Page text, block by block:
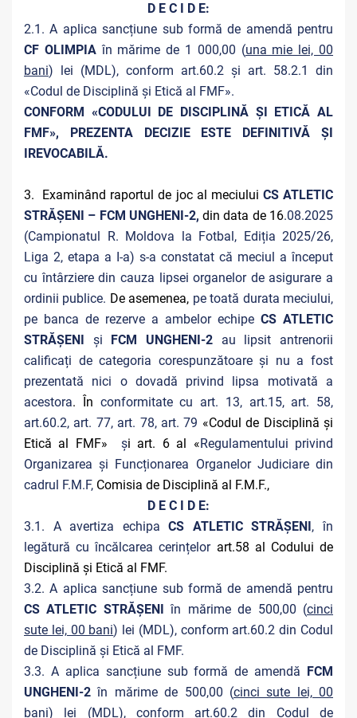
D E C I D E:
2.1. A aplica sancțiune sub formă de amendă pentru
CF OLIMPIAîn mărime de 1 000,00 (una mie lei, 00
bani) lei (MDL), conform art.60.2 și art. 58.2.1 din
«Codul de Disciplină și Etică al FMF».
CONFORM «CODULUI DE DISCIPLINĂ ȘI ETICĂ AL
FMF», PREZENTA DECIZIE ESTE DEFINITIVĂ ŞI
IREVOCABILĂ.
3. Examinând raportul de joc al meciului CS ATLETIC
STRĂȘENI – FCM UNGHENI-2, din data de 16.08.2025
(Campionatul R. Moldova la Fotbal, Ediția 2025/26,
Liga 2, etapa a I-a) s-a constatat că meciul a început
cu întârziere din cauza lipsei organelor de asigurare a
ordinii publice. De asemenea, pe toată durata meciului,
pe banca de rezerve a ambelor echipe CS ATLETIC
STRĂȘENI și FCM UNGHENI-2 au lipsit antrenorii
calificați de categoria corespunzătoare și nu a fost
prezentată nici o dovadă privind lipsa motivată a
acestora. În conformitate cu art. 13, art.15, art. 58,
art.60.2, art. 77, art. 78, art. 79 «Codul de Disciplină și
Etică al FMF» și art. 6 al «Regulamentului privind
Organizarea și Funcționarea Organelor Judiciare din
cadrul F.M.F, Comisia de Disciplină al F.M.F.,
D E C I D E:
3.1. A avertiza echipaCS ATLETIC STRĂȘENI, în
legătură cu încălcarea cerințelor art.58 al Codului de
Disciplină și Etică al FMF.
3.2. A aplica sancțiune sub formă de amendă pentru
CS ATLETIC STRĂȘENI în mărime de 500,00 (cinci
sute lei, 00 bani) lei (MDL), conform art.60.2 din Codul
de Disciplină și Etică al FMF.
3.3. A aplica sancțiune sub formă de amendă FCM
UNGHENI-2în mărime de 500,00 (cinci sute lei, 00
bani) lei (MDL), conform art.60.2 din Codul de